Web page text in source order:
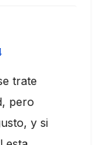
trate
pero
y si